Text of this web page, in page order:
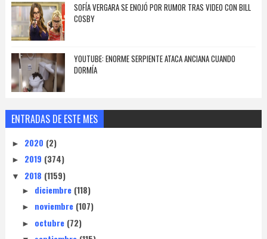
SOFÍA VERGARA SE ENOJÓ POR RUMOR TRAS VIDEO CON BILL
COSBY
YOUTUBE: ENORME SERPIENTE ATACA ANCIANA CUANDO
DORMÍA
ENTRADAS DE ESTE MES
► 2020 (2)
► 2019 (374)
▼ 2018 (1159)
► diciembre (118)
► noviembre (107)
► octubre (72)